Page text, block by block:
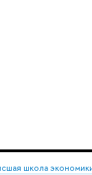
школа